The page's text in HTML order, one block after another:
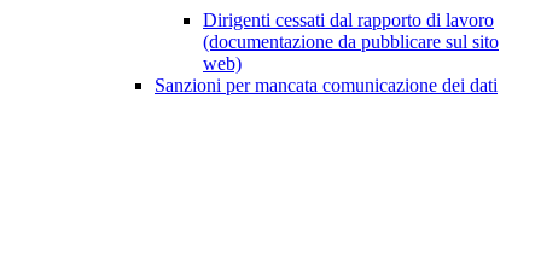
Dirigenti cessati dal rapporto di lavoro
(documentazione da pubblicare sul sito
web)
Sanzioni per mancata comunicazione dei dati